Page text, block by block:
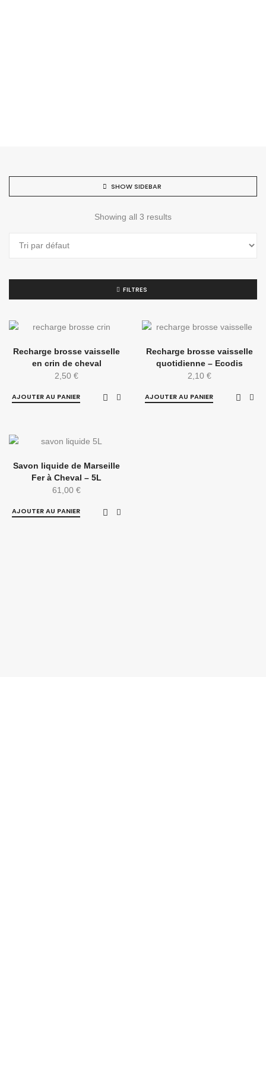
SHOW SIDEBAR
Showing all 3 results
FILTRES
Recharge brosse vaisselle
en crin de cheval
2,50 €
AJOUTER AU PANIER
Recharge brosse vaisselle
quotidienne – Ecodis
2,10 €
AJOUTER AU PANIER
Savon liquide de Marseille
Fer à Cheval – 5L
61,00 €
AJOUTER AU PANIER